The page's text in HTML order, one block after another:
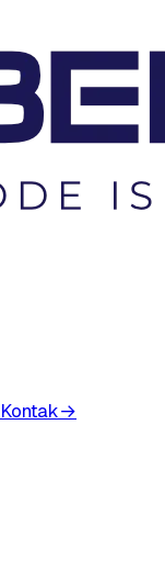
Kontak→